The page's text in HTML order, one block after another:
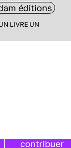
éditions
LIVRE UN
contribuer